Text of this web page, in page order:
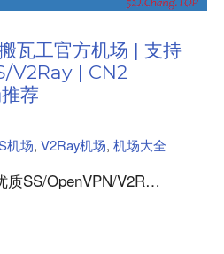
瓦工官方机场 | 支持
V2Ray | CN2
荐
机场, V2Ray机场, 机场大全
质SS/OpenVPN/V2R…